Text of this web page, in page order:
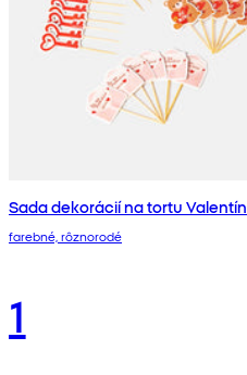
Sada dekorácií na tortu Valentín
farebné, rôznorodé
1